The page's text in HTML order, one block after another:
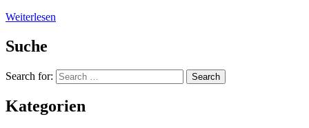
Weiterlesen
Suche
Search for: Search
Kategorien